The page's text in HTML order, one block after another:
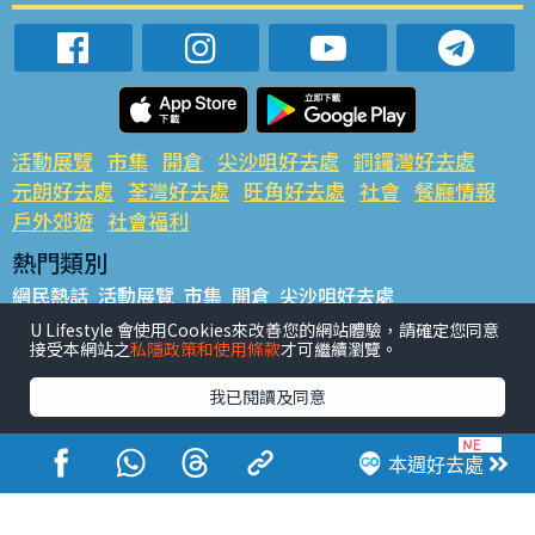
本週好去處
活動展覽 市集 開倉 尖沙咀好去處 銅鑼灣好去處
元朗好去處 荃灣好去處 旺角好去處 社會 餐廳情報
戶外郊遊 社會福利
熱門類別
網民熱話 活動展覽 市集 開倉 尖沙咀好去處
銅鑼灣好去處 元朗好去處 荃灣好去處 旺角好去處 社會
餐廳情報 戶外郊遊
熱門標籤
#UGO搵好去處 #人氣活動推介 #美食社群熱話
#親子玩樂好去處
#ULifestyle應用程式
#限時搶
#UJetso禮物放送
#ULifestyle商戶中心 #著數 #網絡熱話
U Lifestyle 會使用Cookies來改善您的網站體驗，請確定您同意
接受本網站之私隱政策和使用條款才可繼續瀏覽。
我已閱讀及同意